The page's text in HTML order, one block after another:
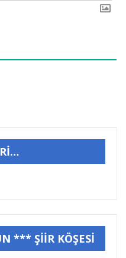
*** ŞİİR KÖŞESİ